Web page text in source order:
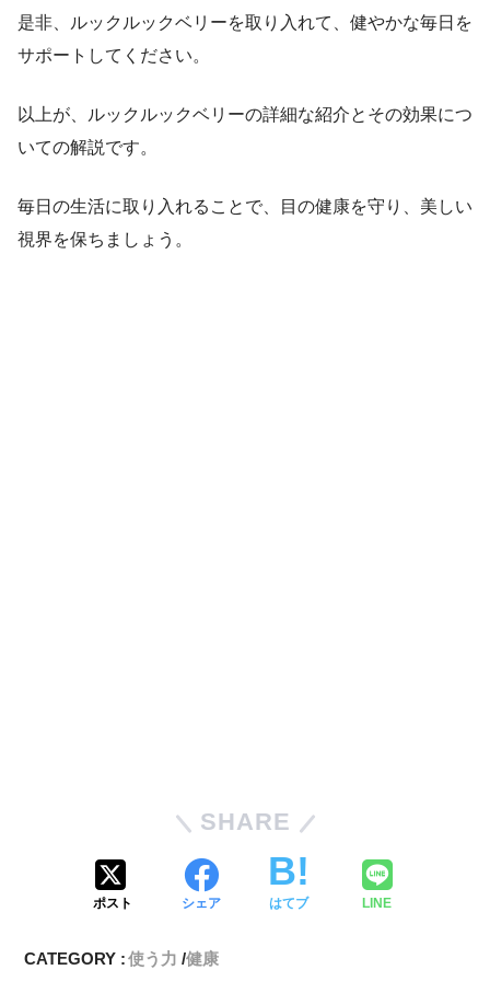
是非、ルックルックベリーを取り入れて、健やかな毎日を
サポートしてください。
以上が、ルックルックベリーの詳細な紹介とその効果につ
いての解説です。
毎日の生活に取り入れることで、目の健康を守り、美しい
視界を保ちましょう。
SHARE
ポスト シェア はてブ LINE
CATEGORY :使う力 健康